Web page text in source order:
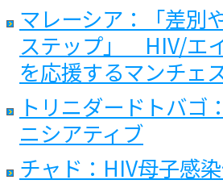
マレーシア：「差別
ステップ」 HIV/エ
を応援するマンチェ
トリニダードトバゴ
ニシアティブ
チャド：HIV母子感